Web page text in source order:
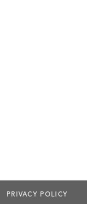
PRIVACY POLICY